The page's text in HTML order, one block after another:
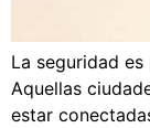
La seguridad
Aquellas
estar